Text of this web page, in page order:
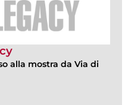
alla mostra da Via di